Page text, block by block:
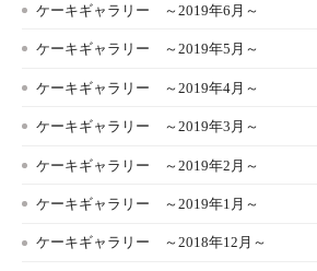
ケーキギャラリー ～2019年6月～
ケーキギャラリー ～2019年5月～
ケーキギャラリー ～2019年4月～
ケーキギャラリー ～2019年3月～
ケーキギャラリー ～2019年2月～
ケーキギャラリー ～2019年1月～
ケーキギャラリー ～2018年12月～